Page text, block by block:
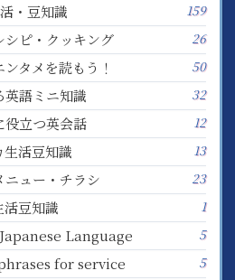
・豆知識 159
シピ・クッキング 26
タメを読もう！ 50
英語ミニ知識 32
役立つ英会話 12
生活豆知識 13
ニュー・チラシ 23
活豆知識 1
Language 5
for service 5